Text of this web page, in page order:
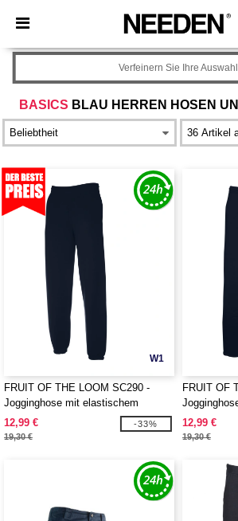
× Needen App
Bessere Preise in der App!
BASICS BLAU HERREN HOSEN
Verfeinern Sie Ihre Auswahl
W1
FRUIT OF THE LOOM SC290 -
Jogginghose mit elastischem
Beinabschluss
12,99 €
19,30 €
-33%
FRUIT OF
für Herren
12,99 €
19,30 €